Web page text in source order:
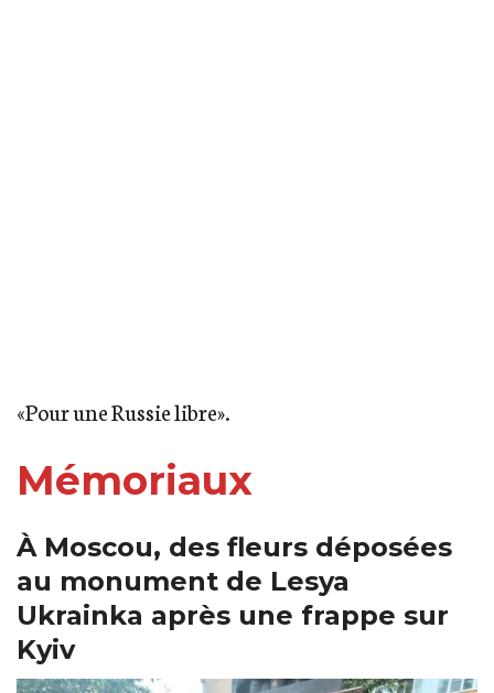
«Pour une Russie libre».
Mémoriaux
À Moscou, des fleurs déposées
au monument de Lesya
Ukrainka après une frappe sur
Kyiv